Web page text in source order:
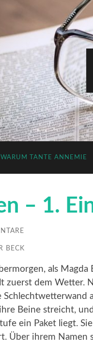
WARUM TANTE ANNEMIE
– 1.
BECK
als
zuerst dem Wetter.
Beine streicht,
ein Paket liegt.
Über ihrem